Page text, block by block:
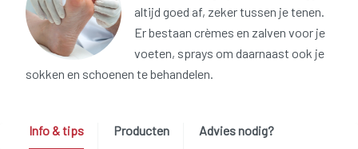
altijd goed af, zeker tussen je tenen.
Er bestaan crèmes en zalven voor je
voeten, sprays om daarnaast ook je
sokken en schoenen te behandelen.
Info & tips Producten Advies nodig?